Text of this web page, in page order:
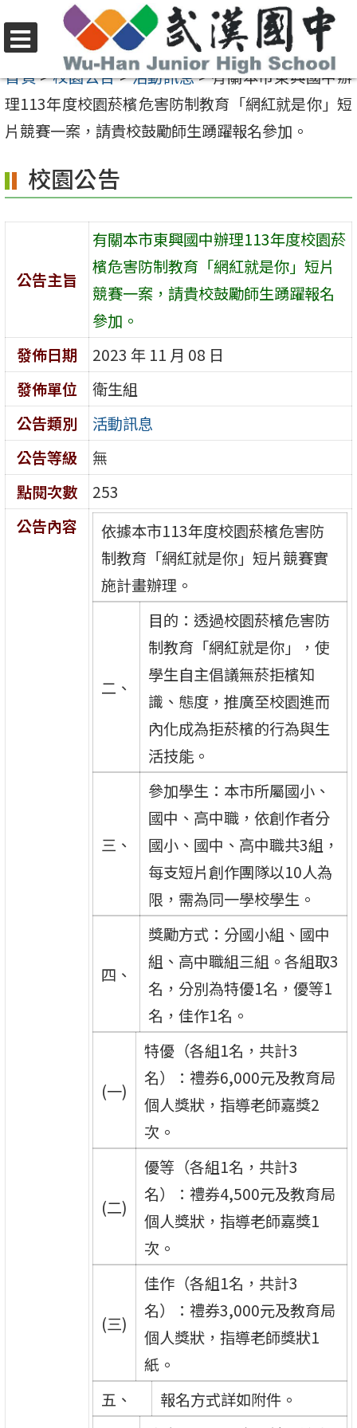
至
要
內
區
選
單
首頁>校園公告>活動訊息>有關本市東興國中辦
理113年度校園菸檳危害防制教育「網紅就是你」短
片競賽一案，請貴校鼓勵師生踴躍報名參加。
校園公告
公告主旨
有關本市東興國中辦理113年度校園菸
檳危害防制教育「網紅就是你」短片
競賽一案，請貴校鼓勵師生踴躍報名
參加。
發佈日期
2023 年 11 月 08 日
發佈單位
衛生組
公告類別
活動訊息
公告等級
無
點閱次數
253
公告內容
依據本市113年度校園菸檳危害防
制教育「網紅就是你」短片競賽實
施計畫辦理。
二、
目的：透過校園菸檳危害防
制教育「網紅就是你」，使
學生自主倡議無菸拒檳知
識、態度，推廣至校園進而
內化成為拒菸檳的行為與生
活技能。
三、
參加學生：本市所屬國小、
國中、高中職，依創作者分
國小、國中、高中職共3組，
每支短片創作團隊以10人為
限，需為同一學校學生。
四、
獎勵方式：分國小組、國中
組、高中職組三組。各組取3
名，分別為特優1名，優等1
名，佳作1名。
(一)
特優（各組1名，共計3
名）：禮券6,000元及教育局
個人獎狀，指導老師嘉獎2
次。
(二)
優等（各組1名，共計3
名）：禮券4,500元及教育局
個人獎狀，指導老師嘉獎1
次。
(三)
佳作（各組1名，共計3
名）：禮券3,000元及教育局
個人獎狀，指導老師獎狀1
紙。
五、
報名方式詳如附件。